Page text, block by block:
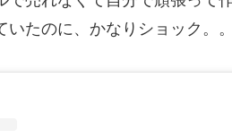
たのに、かなりショック。。